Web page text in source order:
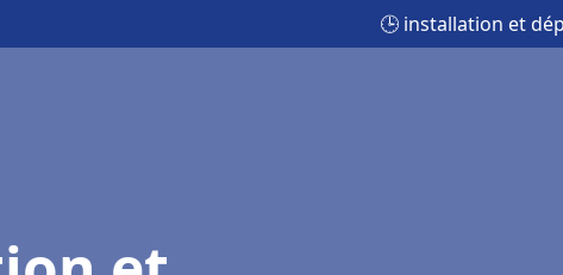
🕒 installation et